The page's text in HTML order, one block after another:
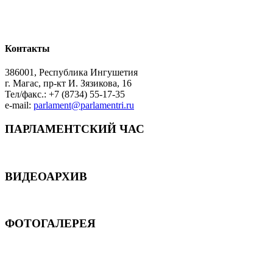
Контакты
386001, Республика Ингушетия
г. Магас, пр-кт И. Зязикова, 16
Тел/факс.: +7 (8734) 55-17-35
e-mail: parlament@parlamentri.ru
ПАРЛАМЕНТСКИЙ ЧАС
ВИДЕОАРХИВ
ФОТОГАЛЕРЕЯ